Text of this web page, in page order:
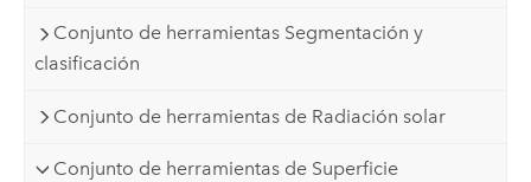
Conjunto de herramientas Segmentación y
clasificación
Conjunto de herramientas de Radiación solar
Conjunto de herramientas de Superficie